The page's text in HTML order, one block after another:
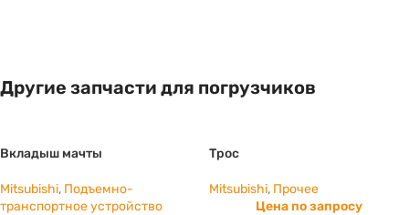
Другие запчасти для погрузчиков
Вкладыш мачты
Mitsubishi, Подъемно-
транспортное устройство
Трос
Mitsubishi, Прочее
Цена по запросу